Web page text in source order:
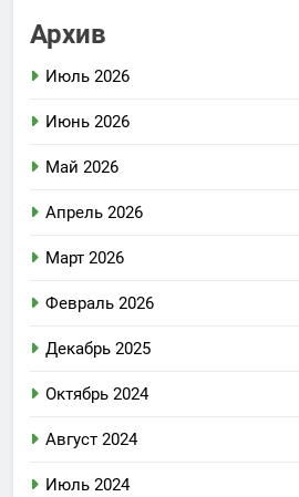
Архив
Июль 2026
Июнь 2026
Май 2026
Апрель 2026
Март 2026
Февраль 2026
Декабрь 2025
Октябрь 2024
Август 2024
Июль 2024